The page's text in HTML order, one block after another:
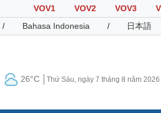
VOV1 VOV2 VOV3
/ Bahasa Indonesia / 日本語
26°C Thứ Sáu, ngày 7 tháng 8 năm 2026